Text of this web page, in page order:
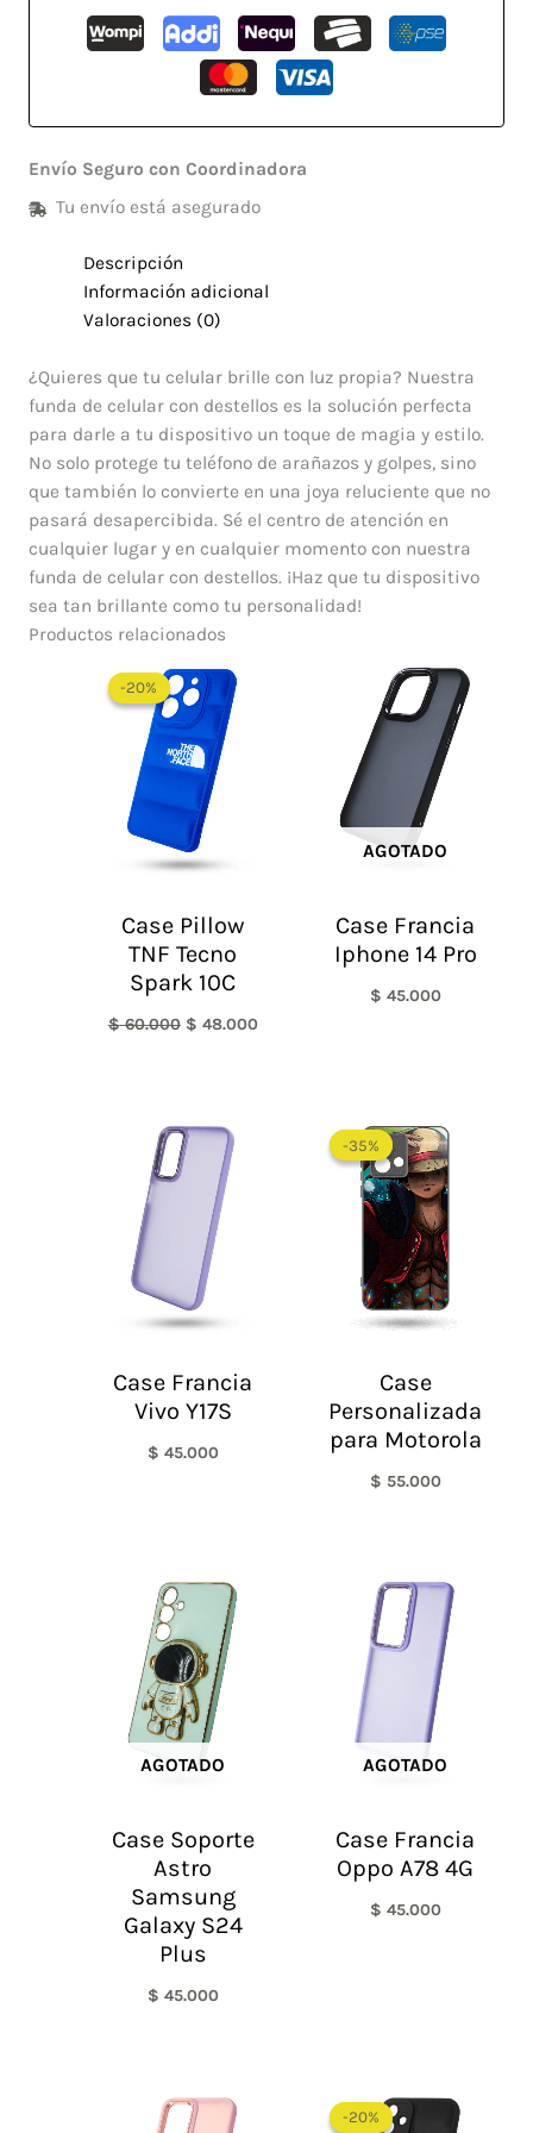
Envío Seguro con Coordinadora
Tu envío está asegurado
Descripción
Información adicional
Valoraciones (0)
¿Quieres que tu celular brille con luz propia? Nuestra
funda de celular con destellos es la solución perfecta
para darle a tu dispositivo un toque de magia y estilo.
No solo protege tu teléfono de arañazos y golpes, sino
que también lo convierte en una joya reluciente que no
pasará desapercibida. Sé el centro de atención en
cualquier lugar y en cualquier momento con nuestra
funda de celular con destellos. ¡Haz que tu dispositivo
sea tan brillante como tu personalidad!
Productos relacionados
-20%
-20%
Case Pillow
TNF Tecno
Spark 10C
$60.000
precio
original
era:
$ 60.000.
$ 48.000
AGOTADO
Case Francia
Iphone 14 Pro
$ 45.000
Case Francia
Vivo Y17S
$ 45.000
-35%
-35%
Case
Personalizada
para Motorola
$ 55.000
AGOTADO
Case Soporte
Astro
Samsung
Galaxy S24
Plus
$ 45.000
AGOTADO
Case Francia
Oppo A78 4G
$ 45.000
-20%
-20%
precio